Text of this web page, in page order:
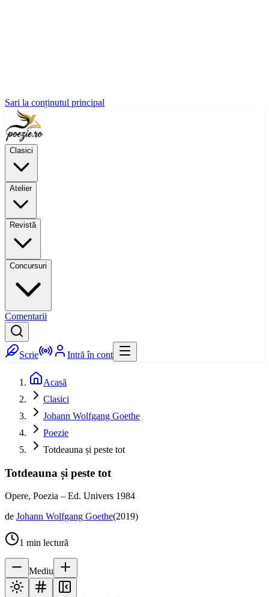
Sari la conținutul principal
Clasici
Atelier
Revistă
Concursuri
Comentarii
Scrie Intră în cont
Acasă
Clasici
Johann Wolfgang Goethe
Poezie
Totdeauna și peste tot
Totdeauna și peste tot
Opere, Poezia – Ed. Univers 1984
de Johann Wolfgang Goethe(2019)
1 min lectură
Mediu